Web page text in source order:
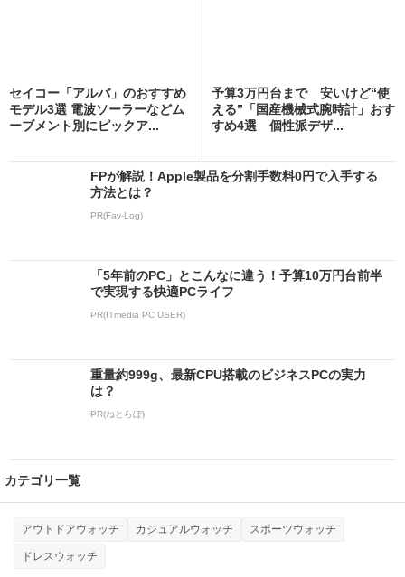
セイコー「アルバ」のおすすめ
モデル3選 電波ソーラーなどム
ーブメント別にピックア...
予算3万円台まで 安いけど“使
える”「国産機械式腕時計」おす
すめ4選 個性派デザ...
FPが解説！Apple製品を分割手数料0円で入手する
方法とは？
PR(Fav-Log)
「5年前のPC」とこんなに違う！予算10万円台前半
で実現する快適PCライフ
PR(ITmedia PC USER)
重量約999g、最新CPU搭載のビジネスPCの実力
は？
PR(ねとらぼ)
カテゴリ一覧
アウトドアウォッチ カジュアルウォッチ スポーツウォッチ
ドレスウォッチ